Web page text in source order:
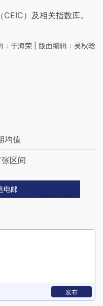
）及相关指数库。
：于海荣 | 版面编辑：吴秋晗
均值
区间
电邮
发布